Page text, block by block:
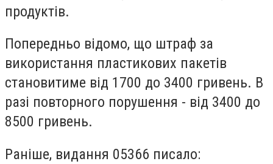
продуктів.
Попередньо відомо, що штраф за
використання пластикових пакетів
становитиме від 1700 до 3400 гривень. В
разі повторного порушення - від 3400 до
8500 гривень.
Раніше, видання 05366 писало: